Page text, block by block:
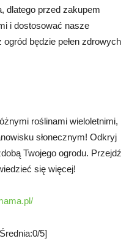
dlatego przed zakupem
i dostosować nasze
będzie pełen zdrowych
roślinami wieloletnimi,
słonecznym! Odkryj
Twojego ogrodu. Przejdź
się więcej!
5]